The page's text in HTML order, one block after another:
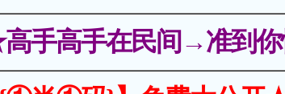
手高手在民间→准到你